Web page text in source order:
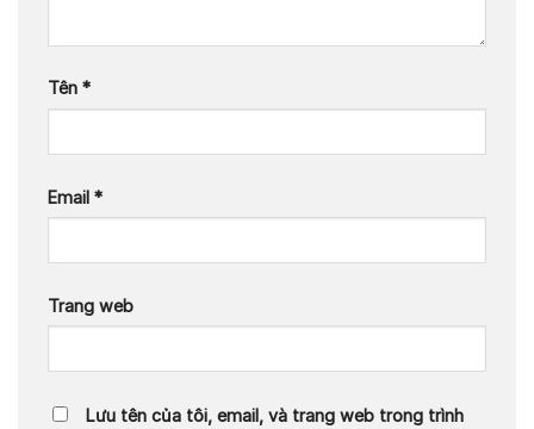
Tên *
Email *
Trang web
Lưu tên của tôi, email, và trang web trong trình